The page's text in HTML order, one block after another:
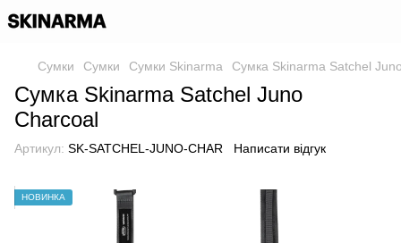
Сумки Сумки Сумки Skinarma Сумка Skinarma Satchel
Сумка Skinarma Satchel Juno
Charcoal
Артикул: SK-SATCHEL-JUNO-CHAR Написати відгук
НОВИНКА